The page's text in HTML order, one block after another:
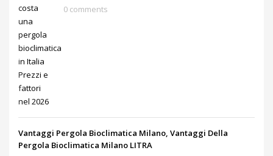
0 comments
Vantaggi Pergola Bioclimatica Milano, Vantaggi Della
Pergola Bioclimatica Milano LITRA